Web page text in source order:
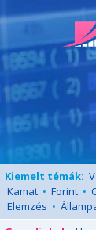
Kiemelt témák:
Kamat • Forint •
Elemzés •